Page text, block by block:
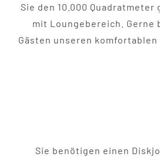
Sie den 10.000
mit Loungebereich. Gerne
Gästen unseren komfortablen
Sie benötigen einen